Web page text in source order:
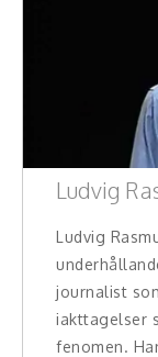
Something
Underhållning
Kända personer
Författare
Idrottare och
Ludvig
Ludvig
journalist
iakttagelser
fenomen.